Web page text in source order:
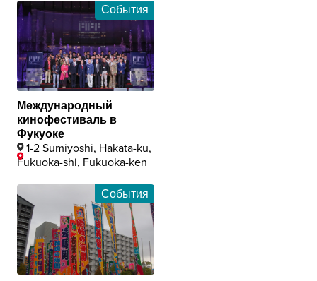
События
Международный
кинофестиваль в
Фукуоке
1-2 Sumiyoshi, Hakata-ku,
Fukuoka-shi, Fukuoka-ken
События